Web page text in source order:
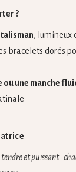
?
, lumineux
bracelets dorés
ou une manche
et puissant :